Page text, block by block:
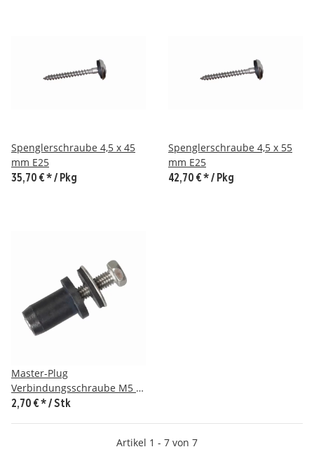
Spenglerschraube 4,5 x 45
mm E25
35,70 €*/ Pkg
Spenglerschraube 4,5 x 55
mm E25
42,70 €*/ Pkg
Master-Plug
Verbindungsschraube M5 x
9,5 mm / 22 mm
2,70 €*/ Stk
Artikel 1 - 7 von 7